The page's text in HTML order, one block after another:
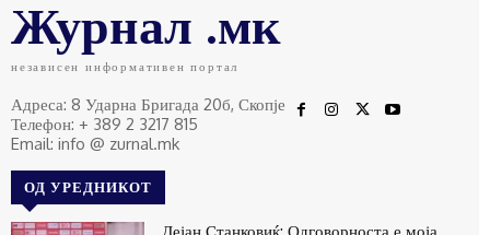
Журнал .мк
независен информативен портал
Адреса: 8 Ударна Бригада 20б, Скопје
Телефон: + 389 2 3217 815
Email: info @ zurnal.mk
ОД УРЕДНИКОТ
Дејан Станковиќ: Одговорноста е моја